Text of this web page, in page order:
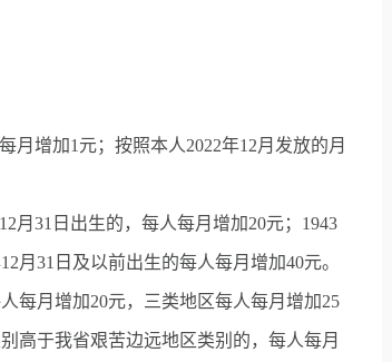
增加1元；按照本人2022年12月发放的月
31日出生的，每人每月增加20元；1943
月31日及以前出生的每人每月增加40元。
每月增加20元，三类地区每人每月增加25
高于我省艰苦边远地区类别的，每人每月